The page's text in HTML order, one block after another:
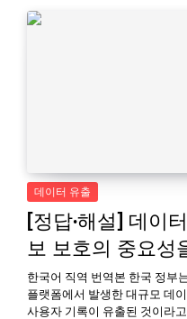
데이터 유출
[정답·해설] 데이
보 보호의 중요성
한국어 직역 번역본 한국 정부
플랫폼에서 발생한 대규모 데
사용자 기록이 유출된 것이라